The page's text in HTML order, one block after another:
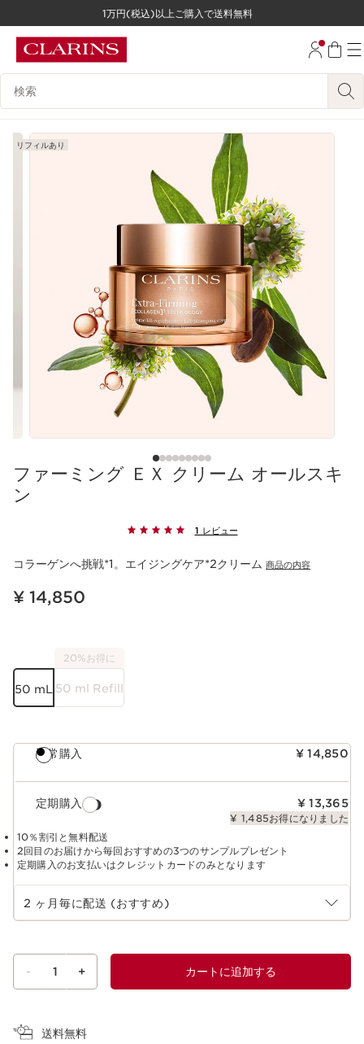
コンテンツへ移動
1万円(税込)以上ご購入で送料無料
検索候補
リフィルあり
ファーミング ＥＸ クリーム オールスキ
ン
1 レビュー
コラーゲンへ挑戦*1。エイジングケア*2クリーム 商品の内容
現在表示中の製品の価格 ¥ 14,850
¥ 14,850
50 mL
20%お得に
50 ml Refill
通常購入 ¥ 14,850
定期購入 ¥ 13,365
¥ 1,485お得になりました
10％割引と無料配送
2回目のお届けから毎回おすすめの3つのサンプルプレゼント
定期購入のお支払いはクレジットカードのみとなります
定期購入の期間を選択
2 ヶ月毎に配送 (おすすめ)
- 1 + カートに追加する
送料無料